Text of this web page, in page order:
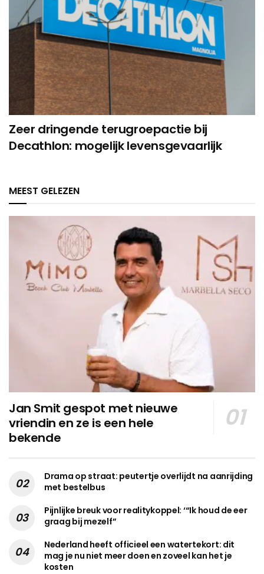
Zeer dringende terugroepactie bij
Decathlon: mogelijk levensgevaarlijk
MEEST GELEZEN
Jan Smit gespot met nieuwe
vriendin en ze is een hele
bekende
Drama op straat: peutertje overlijdt na aanrijding
met bestelbus
Pijnlijke breuk voor realitykoppel: ‘“Ik houd de eer
graag bij mezelf”
Nederland heeft officieel een watertekort: dit
mag je nu niet meer doen en zoveel kan het je
kosten